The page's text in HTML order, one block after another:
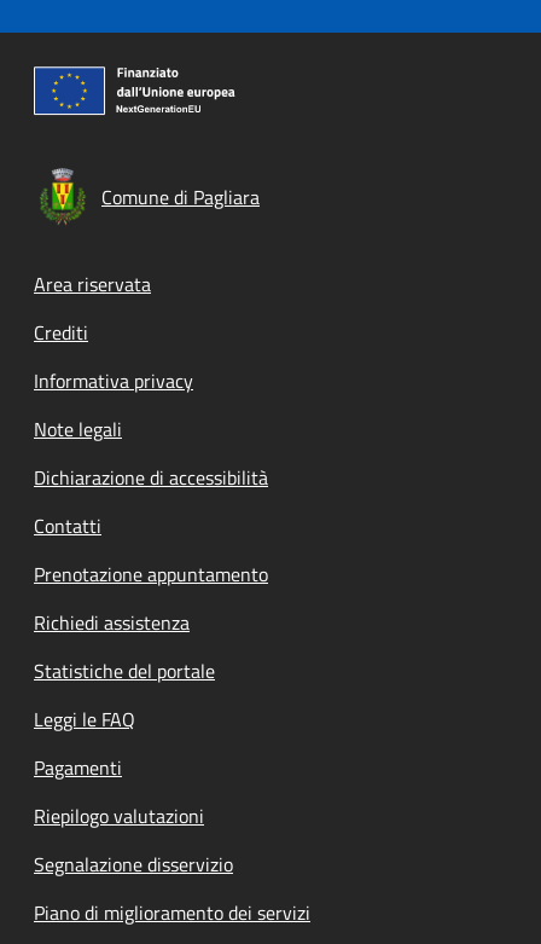
Comune di Pagliara
Footer menu
Area riservata
Crediti
Informativa privacy
Note legali
Dichiarazione di accessibilità
Contatti
Prenotazione appuntamento
Richiedi assistenza
Statistiche del portale
Leggi le FAQ
Pagamenti
Riepilogo valutazioni
Segnalazione disservizio
Piano di miglioramento dei servizi